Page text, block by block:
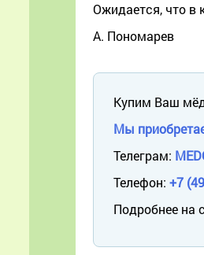
Ожидается, что в
А. Пономарев
Купим Ваш
Мы
Телеграм:
Телефон: +7
Подробнее на